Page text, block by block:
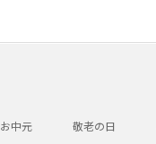
お中元 敬老の日